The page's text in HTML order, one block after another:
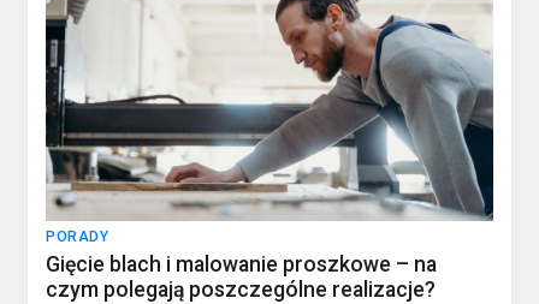
PORADY
Gięcie blach i malowanie proszkowe – na
czym polegają poszczególne realizacje?